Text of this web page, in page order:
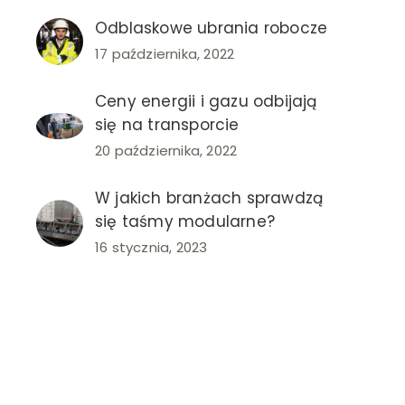
Odblaskowe ubrania robocze
17 października, 2022
Ceny energii i gazu odbijają
się na transporcie
20 października, 2022
W jakich branżach sprawdzą
się taśmy modularne?
16 stycznia, 2023